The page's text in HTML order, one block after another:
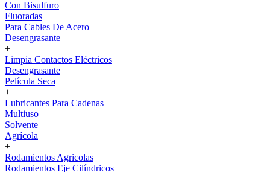
Con Bisulfuro
Fluoradas
Para Cables De Acero
Desengrasante
+
Limpia Contactos Eléctricos
Desengrasante
Película Seca
+
Lubricantes Para Cadenas
Multiuso
Solvente
Agrícola
+
Rodamientos Agricolas
Rodamientos Eje Cilíndricos